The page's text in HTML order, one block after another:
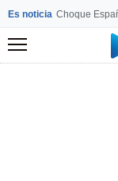
Es noticia Choque
Menú